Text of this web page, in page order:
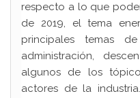
respecto a lo que
de 2019, el tema
principales temas
administración,
algunos de los
actores de la